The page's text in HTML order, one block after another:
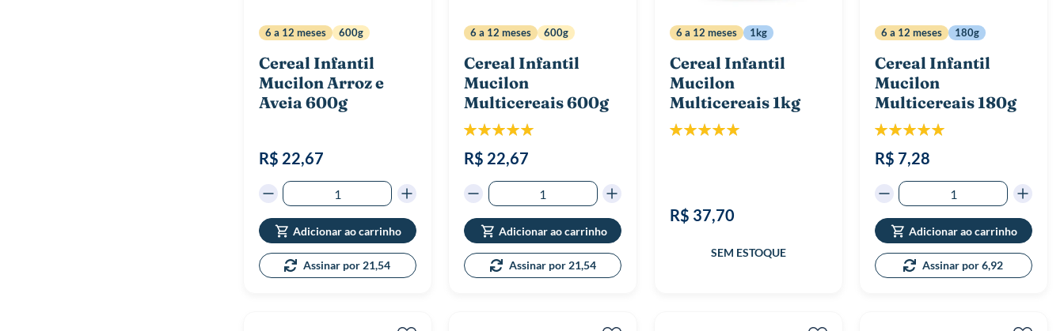
6 a 12 meses 600g
Cereal Infantil
Mucilon Arroz e
Aveia 600g
R$ 22,67
Adicionar ao carrinho
Assinar por 21,54
6 a 12 meses 600g
Cereal Infantil
Mucilon
Multicereais 600g
Classificação:
R$ 22,67
Adicionar ao carrinho
Assinar por 21,54
6 a 12 meses 1kg
Cereal Infantil
Mucilon
Multicereais 1kg
Classificação:
R$ 37,70
6 a 12 meses 180g
Cereal Infantil
Mucilon
Multicereais 180g
Classificação:
R$ 7,28
Adicionar ao carrinho
Assinar por 6,92